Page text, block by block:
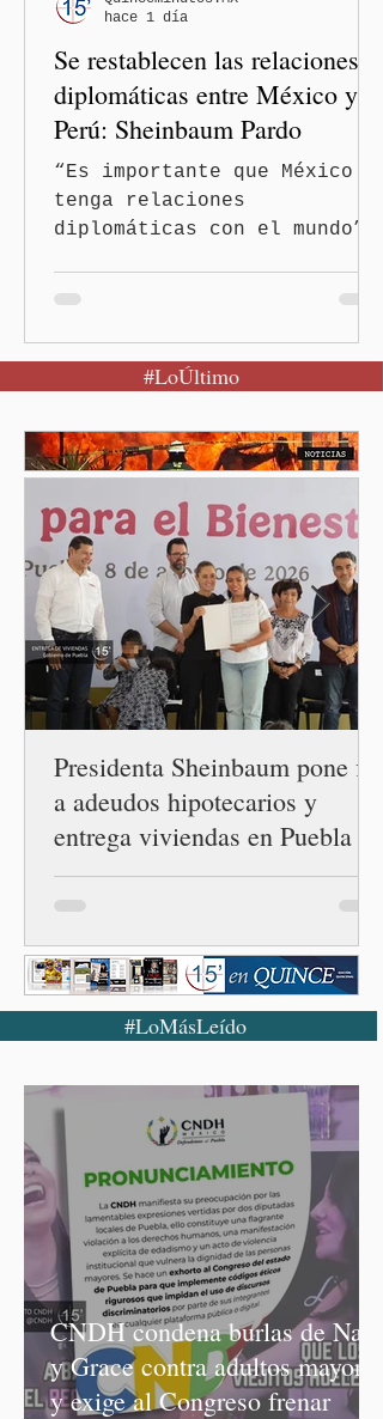
discriminatorios hacia
hombres y personas adultas
mayores.
Se restablecen las relaciones
diplomáticas entre México y
Perú: Sheinbaum Pardo
“Es importante que México
tenga relaciones
diplomáticas con el mundo”,
Sheinbaum Pardo anunció el
restablecimiento de las
entre los gobiernos de
México y Perú. “Es
la orientación política de
los gobiernos —porque hay
orientaciones políticas de
los gobiernos, llegan por
un partido, llegan por otro
— es importante que México
tenga relaciones
diplomáticas con el mu
hace 1 día
#LoÚltimo
Presidenta Sheinbaum pone fin
a adeudos hipotecarios y
entrega viviendas en Puebla
#LoMásLeído
CNDH condena burlas de Nay
y Grace contra adultos mayores
y exige al Congreso frenar